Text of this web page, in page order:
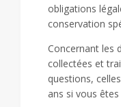
obligations
conservation
Concernant les
collectées et
questions,
ans si vous